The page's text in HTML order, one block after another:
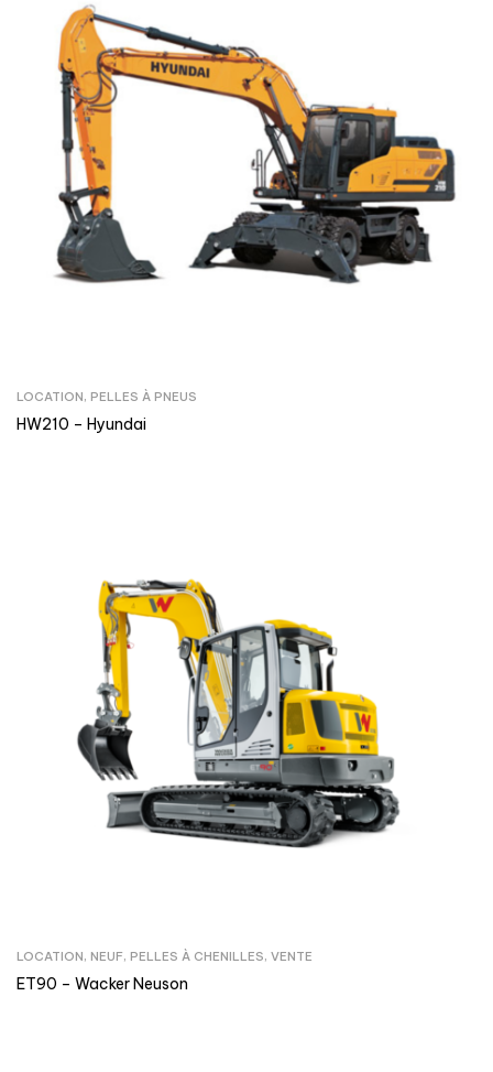
LOCATION, PELLES À PNEUS
HW210 – Hyundai
LOCATION, NEUF, PELLES À CHENILLES, VENTE
ET90 – Wacker Neuson